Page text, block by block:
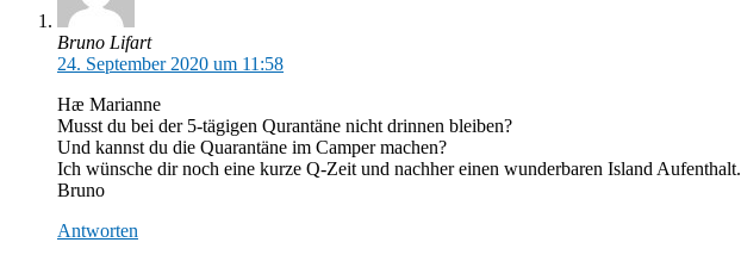
Bruno Lifart
24. September 2020 um 11:58
Hæ Marianne
Musst du bei der 5-tägigen Qurantäne nicht drinnen bleiben?
Und kannst du die Quarantäne im Camper machen?
Ich wünsche dir noch eine kurze Q-Zeit und nachher einen wunderbaren Island Aufenthalt.
Bruno
Antworten